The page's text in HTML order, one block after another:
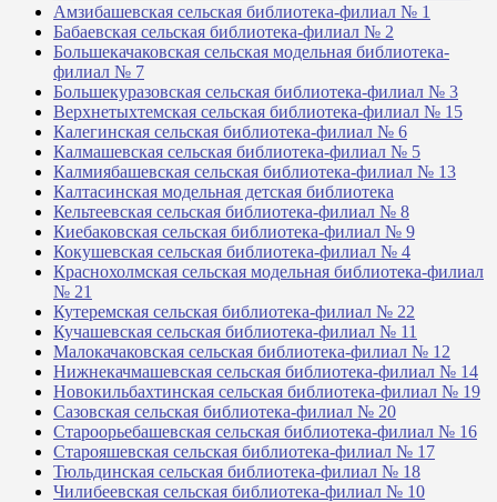
Амзибашевская сельская библиотека-филиал № 1
Бабаевская сельская библиотека-филиал № 2
Большекачаковская сельская модельная библиотека-
филиал № 7
Большекуразовская сельская библиотека-филиал № 3
Верхнетыхтемская сельская библиотека-филиал № 15
Калегинская сельская библиотека-филиал № 6
Калмашевская сельская библиотека-филиал № 5
Калмиябашевская сельская библиотека-филиал № 13
Калтасинская модельная детская библиотека
Кельтеевская сельская библиотека-филиал № 8
Киебаковская сельская библиотека-филиал № 9
Кокушевская сельская библиотека-филиал № 4
Краснохолмская сельская модельная библиотека-филиал
№ 21
Кутеремская сельская библиотека-филиал № 22
Кучашевская сельская библиотека-филиал № 11
Малокачаковская сельская библиотека-филиал № 12
Нижнекачмашевская сельская библиотека-филиал № 14
Новокильбахтинская сельская библиотека-филиал № 19
Сазовская сельская библиотека-филиал № 20
Староорьебашевская сельская библиотека-филиал № 16
Старояшевская сельская библиотека-филиал № 17
Тюльдинская сельская библиотека-филиал № 18
Чилибеевская сельская библиотека-филиал № 10